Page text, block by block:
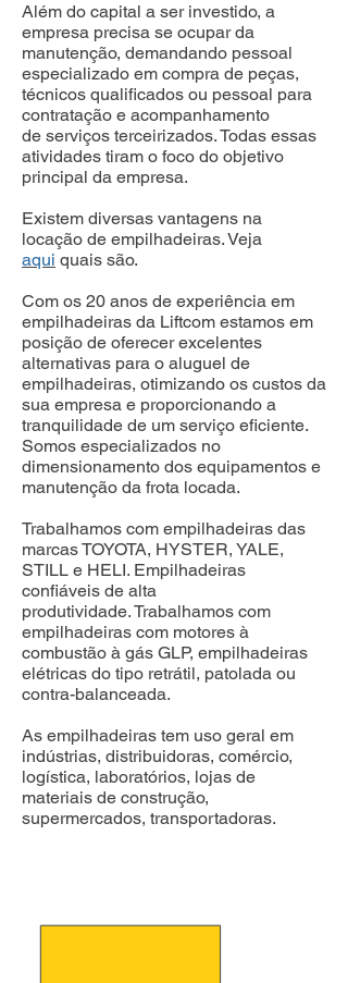
Além do capital a ser investido, a
empresa precisa se ocupar da
manutenção, demandando pessoal
especializado em compra de peças,
técnicos qualificados ou pessoal para
contratação e acompanhamento
de serviços terceirizados. Todas essas
atividades tiram o foco do objetivo
principal da empresa.
Existem diversas vantagens na
locação de empilhadeiras. Veja
aqui quais são.
Com os 20 anos de experiência em
empilhadeiras da Liftcom estamos em
posição de oferecer excelentes
alternativas para o aluguel de
empilhadeiras, otimizando os custos da
sua empresa e proporcionando a
tranquilidade de um serviço eficiente.
Somos especializados no
dimensionamento dos equipamentos e
manutenção da frota locada.
Trabalhamos com empilhadeiras das
marcas TOYOTA, HYSTER, YALE,
STILL e HELI. Empilhadeiras
confiáveis de alta
produtividade.Trabalhamos com
empilhadeiras com motores à
combustão à gás GLP, empilhadeiras
elétricas do tipo retrátil, patolada ou
contra-balanceada.
As empilhadeiras tem uso geral em
indústrias, distribuidoras, comércio,
logística, laboratórios, lojas de
materiais de construção,
supermercados, transportadoras.